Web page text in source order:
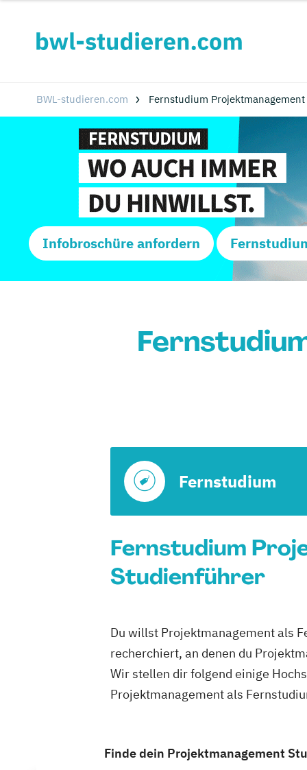
BWL-studieren.com Fernstudium
Infobroschüre anfordern
Fernstudium
Fernstudium
Studienführer
Du willst Projektmanagement als
recherchiert, an denen du
Wir stellen dir folgend einige
Projektmanagement als
Finde dein Projektmanagement